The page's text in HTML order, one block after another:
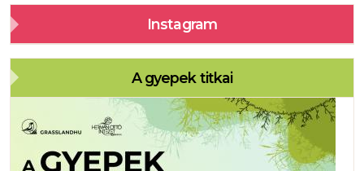
Instagram
A gyepek titkai